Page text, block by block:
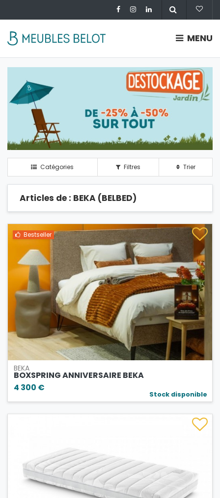
MENU
Catégories Filtres Trier
Articles de : BEKA (BELBED)
Bestseller
BEKA
BOXSPRING ANNIVERSAIRE BEKA
4 300 €
Stock disponible